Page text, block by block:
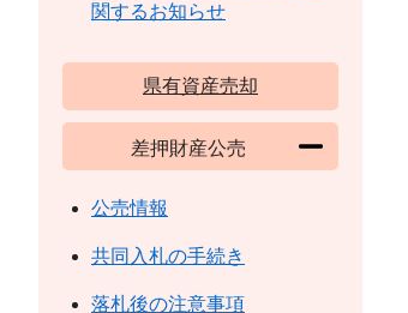
関するお知らせ
県有資産売却
差押財産公売
公売情報
共同入札の手続き
落札後の注意事項